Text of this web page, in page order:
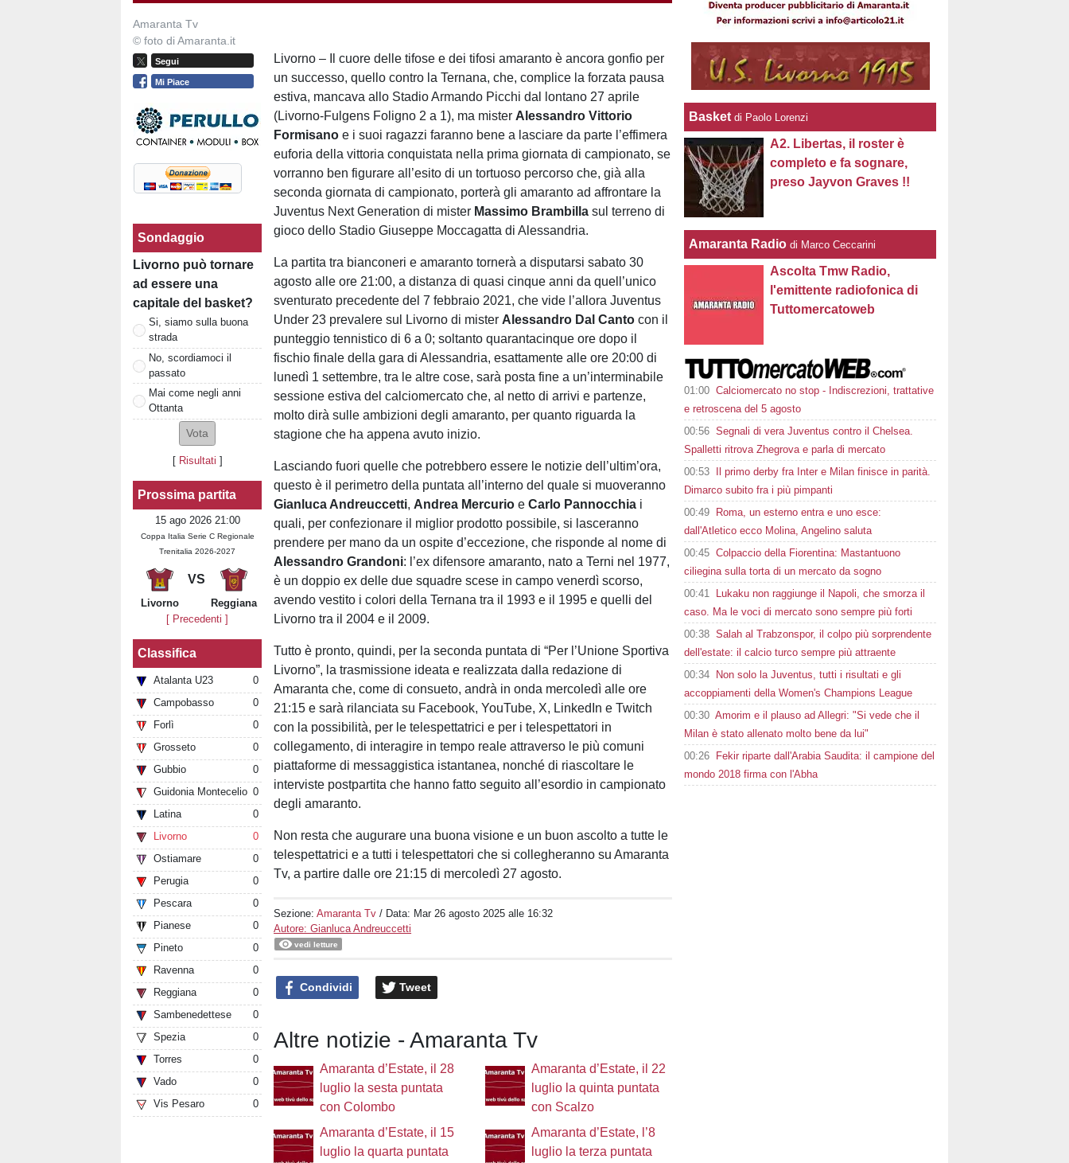
Amaranta Tv
© foto di Amaranta.it
Segui
Mi Piace
Sondaggio
Livorno può tornare
ad essere una
capitale del basket?
Si, siamo sulla buona
strada
No, scordiamoci il
passato
Mai come negli anni
Ottanta
[ Risultati ]
Prossima partita
15 ago 2026 21:00
Coppa Italia Serie C Regionale
Trenitalia 2026-2027
VS
Livorno
Reggiana
[ Precedenti ]
Classifica
Atalanta U23
0
Campobasso
0
Forlì
0
Grosseto
0
Gubbio
0
Guidonia Montecelio 0
Latina
0
Livorno
0
Ostiamare
0
Perugia
0
Pescara
0
Pianese
0
Pineto
0
Ravenna
0
Reggiana
0
Sambenedettese
0
Spezia
0
Torres
0
Vado
0
Vis Pesaro
0
Livorno – Il cuore delle tifose e dei tifosi amaranto è ancora gonfio per
un successo, quello contro la Ternana, che, complice la forzata pausa
estiva, mancava allo Stadio Armando Picchi dal lontano 27 aprile
(Livorno-Fulgens Foligno 2 a 1), ma mister Alessandro Vittorio
Formisanoe i suoi ragazzi faranno bene a lasciare da parte l’effimera
euforia della vittoria conquistata nella prima giornata di campionato, se
vorranno ben figurare all’esito di un tortuoso percorso che, già alla
seconda giornata di campionato, porterà gli amaranto ad affrontare la
Juventus Next Generation di mister Massimo Brambillasul terreno di
gioco dello Stadio Giuseppe Moccagatta di Alessandria.
La partita tra bianconeri e amaranto tornerà a disputarsi sabato 30
agosto alle ore 21:00, a distanza di quasi cinque anni da quell’unico
sventurato precedente del 7 febbraio 2021, che vide l’allora Juventus
Under 23 prevalere sul Livorno di mister Alessandro Dal Cantocon il
punteggio tennistico di 6 a 0; soltanto quarantacinque ore dopo il
fischio finale della gara di Alessandria, esattamente alle ore 20:00 di
lunedì 1 settembre, tra le altre cose, sarà posta fine a un’interminabile
sessione estiva del calciomercato che, al netto di arrivi e partenze,
molto dirà sulle ambizioni degli amaranto, per quanto riguarda la
stagione che ha appena avuto inizio.
Lasciando fuori quelle che potrebbero essere le notizie dell’ultim’ora,
questo è il perimetro della puntata all’interno del quale si muoveranno
Gianluca Andreuccetti, Andrea MercurioeCarlo Pannocchia i
quali, per confezionare il miglior prodotto possibile, si lasceranno
prendere per mano da un ospite d’eccezione, che risponde al nome di
Alessandro Grandoni: l’ex difensore amaranto, nato a Terni nel 1977,
è un doppio ex delle due squadre scese in campo venerdì scorso,
avendo vestito i colori della Ternana tra il 1993 e il 1995 e quelli del
Livorno tra il 2004 e il 2009.
Tutto è pronto, quindi, per la seconda puntata di “Per l’Unione Sportiva
Livorno”, la trasmissione ideata e realizzata dalla redazione di
Amaranta che, come di consueto, andrà in onda mercoledì alle ore
21:15 e sarà rilanciata su Facebook, YouTube, X, LinkedIn e Twitch
con la possibilità, per le telespettatrici e per i telespettatori in
collegamento, di interagire in tempo reale attraverso le più comuni
piattaforme di messaggistica istantanea, nonché di riascoltare le
interviste postpartita che hanno fatto seguito all’esordio in campionato
degli amaranto.
Non resta che augurare una buona visione e un buon ascolto a tutte le
telespettatrici e a tutti i telespettatori che si collegheranno su Amaranta
Tv, a partire dalle ore 21:15 di mercoledì 27 agosto.
Sezione:Amaranta Tv / Data: Mar 26 agosto 2025 alle 16:32
Autore: Gianluca Andreuccetti
vedi letture
Condividi Tweet
Altre notizie - Amaranta Tv
Amaranta d’Estate, il 28
luglio la sesta puntata
con Colombo
Amaranta d’Estate, il 22
luglio la quinta puntata
con Scalzo
Amaranta d’Estate, il 15
luglio la quarta puntata
Amaranta d’Estate, l’8
luglio la terza puntata
Basket di Paolo Lorenzi
A2. Libertas, il roster è
completo e fa sognare,
preso Jayvon Graves !!
Amaranta Radio di Marco Ceccarini
Ascolta Tmw Radio,
l'emittente radiofonica di
Tuttomercatoweb
01:00 Calciomercato no stop - Indiscrezioni, trattative
e retroscena del 5 agosto
00:56 Segnali di vera Juventus contro il Chelsea.
Spalletti ritrova Zhegrova e parla di mercato
00:53
Il primo derby fra Inter e Milan finisce in parità.
Dimarco subito fra i più pimpanti
00:49
Roma, un esterno entra e uno esce:
dall'Atletico ecco Molina, Angelino saluta
00:45 Colpaccio della Fiorentina: Mastantuono
ciliegina sulla torta di un mercato da sogno
00:41
Lukaku non raggiunge il Napoli, che smorza il
caso. Ma le voci di mercato sono sempre più forti
00:38 Salah al Trabzonspor, il colpo più sorprendente
dell'estate: il calcio turco sempre più attraente
00:34
Non solo la Juventus, tutti i risultati e gli
accoppiamenti della Women's Champions League
00:30 Amorim e il plauso ad Allegri: "Si vede che il
Milan è stato allenato molto bene da lui"
00:26
Fekir riparte dall'Arabia Saudita: il campione del
mondo 2018 firma con l'Abha